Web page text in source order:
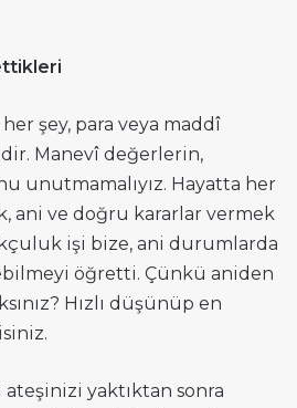
şey, para veya maddî
Manevî değerlerin,
unutmamalıyız. Hayatta her
ani ve doğru kararlar vermek
işi bize, ani durumlarda
öğretti. Çünkü aniden
Hızlı düşünüp en
yaktıktan sonra